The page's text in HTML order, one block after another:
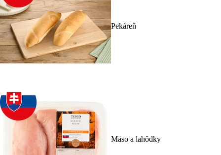
Pekáreň
Mäso a lahôdky